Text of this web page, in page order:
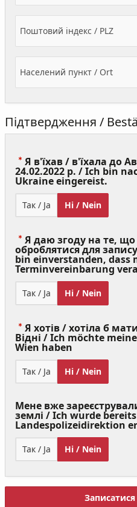
Поштовий індекс / PLZ
Населений пункт / Ort
Підтвердження /
Я в'їхав / в'їхала до
24.02.2022 р. / Ich bin
Ukraine eingereist.
Так / Ja Ні / Nein
Я даю згоду на те, що
оброблятися для
bin einverstanden, dass
Terminvereinbarung
Так / Ja Ні / Nein
Я хотів / хотіла б
Відні / Ich möchte
Wien haben
Required)
Так / Ja Ні / Nein
Мене вже
землі / Ich wurde
Landespolizeidirektion
Так / Ja Ні / Nein